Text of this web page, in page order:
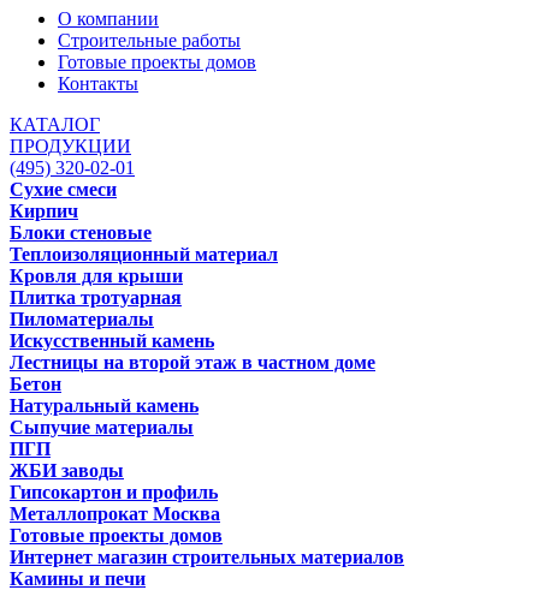
О компании
Строительные работы
Готовые проекты домов
Контакты
КАТАЛОГ
ПРОДУКЦИИ
(495) 320-02-01
Сухие смеси
Кирпич
Блоки стеновые
Теплоизоляционный материал
Кровля для крыши
Плитка тротуарная
Пиломатериалы
Искусственный камень
Лестницы на второй этаж в частном доме
Бетон
Натуральный камень
Сыпучие материалы
ПГП
ЖБИ заводы
Гипсокартон и профиль
Металлопрокат Москва
Готовые проекты домов
Интернет магазин строительных материалов
Камины и печи